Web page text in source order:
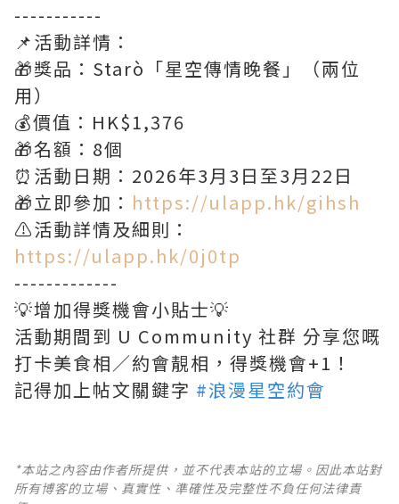
-----------
📌活動詳情：
🎁獎品：Starò「星空傳情晚餐」（兩位
用）
💰價值：HK$1,376
🎁名額：8個
⏰活動日期：2026年3月3日至3月22日
🎁立即參加： https://ulapp.hk/gihsh
⚠️活動詳情及細則：
https://ulapp.hk/0j0tp
-------------
💡增加得獎機會小貼士💡
活動期間到 U Community 社群 分享您嘅
打卡美食相／約會靚相，得獎機會+1！
記得加上帖文關鍵字 #浪漫星空約會
*本站之內容由作者所提供，並不代表本站的立場。因此本站對
所有博客的立場、真實性、準確性及完整性不負任何法律責